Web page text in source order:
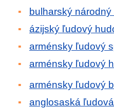
bulharský
ázijský ľudový
arménsky ľudový
arménsky ľudový
arménsky ľudový
anglosaská